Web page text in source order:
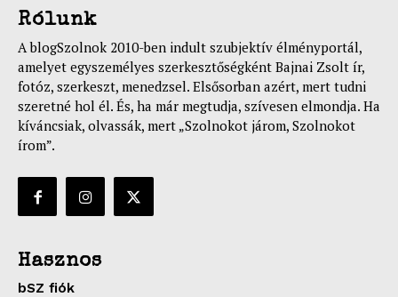
Rólunk
A blogSzolnok 2010-ben indult szubjektív élményportál,
amelyet egyszemélyes szerkesztőségként Bajnai Zsolt ír,
fotóz, szerkeszt, menedzsel. Elsősorban azért, mert tudni
szeretné hol él. És, ha már megtudja, szívesen elmondja. Ha
kíváncsiak, olvassák, mert „Szolnokot járom, Szolnokot
írom”.
Hasznos
bSZ fiók